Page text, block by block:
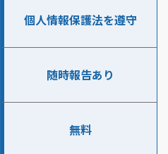
個人情報保護法を遵守
随時報告あり
無料